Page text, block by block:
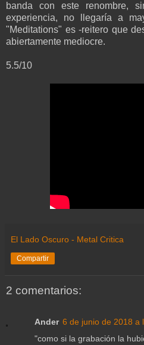
banda con este renombre,
experiencia, no llegaría a
"Meditations" es -reitero que
abiertamente mediocre.
5.5/10
El Lado Oscuro - Metal Critica
Compartir
2 comentarios:
Ander 6 de junio de 2018 a
"como si la grabación la